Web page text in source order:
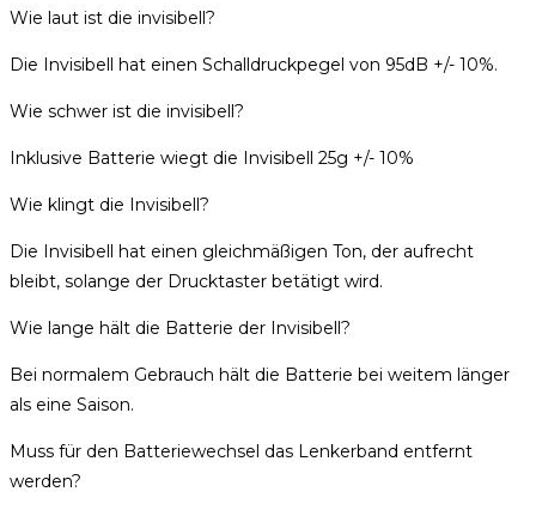
Wie laut ist die invisibell?
Die Invisibell hat einen Schalldruckpegel von 95dB +/- 10%.
Wie schwer ist die invisibell?
Inklusive Batterie wiegt die Invisibell 25g +/- 10%
Wie klingt die Invisibell?
Die Invisibell hat einen gleichmäßigen Ton, der aufrecht
bleibt, solange der Drucktaster betätigt wird.
Wie lange hält die Batterie der Invisibell?
Bei normalem Gebrauch hält die Batterie bei weitem länger
als eine Saison.
Muss für den Batteriewechsel das Lenkerband entfernt
werden?